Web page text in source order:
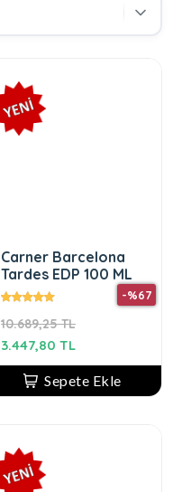
Carner Barcelona
Tardes EDP 100 ML
10.689,25 TL
-%67
3.447,80 TL
Sepete Ekle